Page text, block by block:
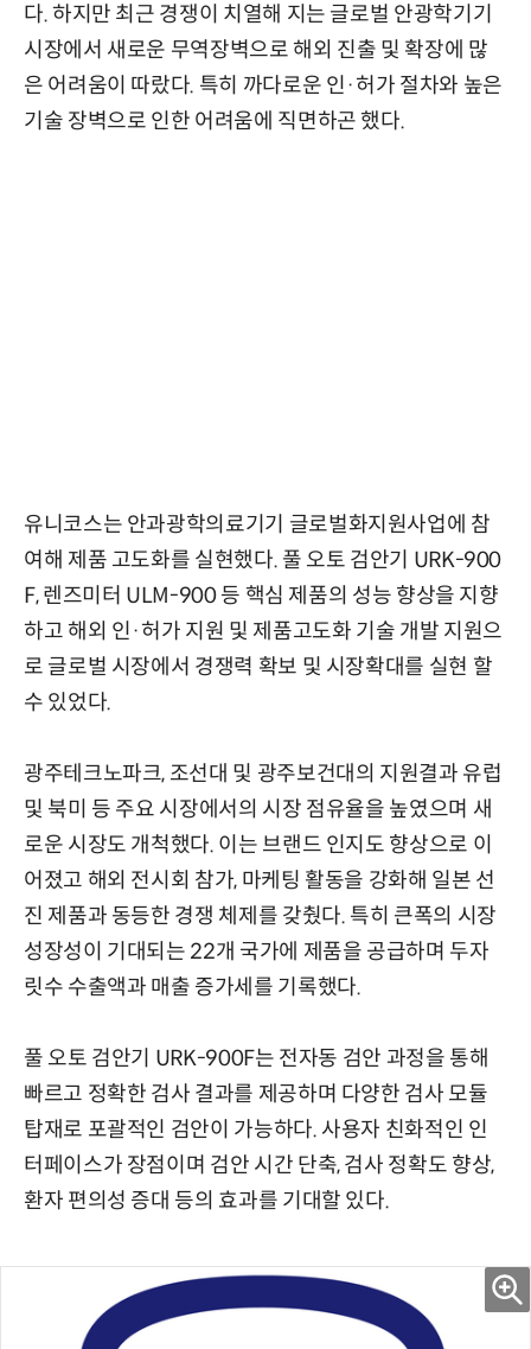
다. 하지만 최근 경쟁이 치열해 지는 글로벌 안광학기기
시장에서 새로운 무역장벽으로 해외 진출 및 확장에 많
은 어려움이 따랐다. 특히 까다로운 인·허가 절차와 높은
기술 장벽으로 인한 어려움에 직면하곤 했다.
유니코스는 안과광학의료기기 글로벌화지원사업에 참
여해 제품 고도화를 실현했다. 풀 오토 검안기 URK-900
F, 렌즈미터 ULM-900 등 핵심 제품의 성능 향상을 지향
하고 해외 인·허가 지원 및 제품고도화 기술 개발 지원으
로 글로벌 시장에서 경쟁력 확보 및 시장확대를 실현 할
수 있었다.
광주테크노파크, 조선대 및 광주보건대의 지원결과 유럽
및 북미 등 주요 시장에서의 시장 점유율을 높였으며 새
로운 시장도 개척했다. 이는 브랜드 인지도 향상으로 이
어졌고 해외 전시회 참가, 마케팅 활동을 강화해 일본 선
진 제품과 동등한 경쟁 체제를 갖췄다. 특히 큰폭의 시장
성장성이 기대되는 22개 국가에 제품을 공급하며 두자
릿수 수출액과 매출 증가세를 기록했다.
풀 오토 검안기 URK-900F는 전자동 검안 과정을 통해
빠르고 정확한 검사 결과를 제공하며 다양한 검사 모듈
탑재로 포괄적인 검안이 가능하다. 사용자 친화적인 인
터페이스가 장점이며 검안 시간 단축, 검사 정확도 향상,
환자 편의성 증대 등의 효과를 기대할 있다.